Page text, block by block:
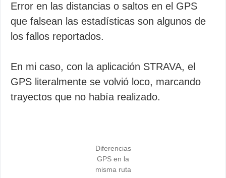
Error en las distancias o saltos en el GPS
que falsean las estadísticas son algunos de
los fallos reportados.
En mi caso, con la aplicación STRAVA, el
GPS literalmente se volvió loco, marcando
trayectos que no había realizado.
Diferencias
GPS en la
misma ruta